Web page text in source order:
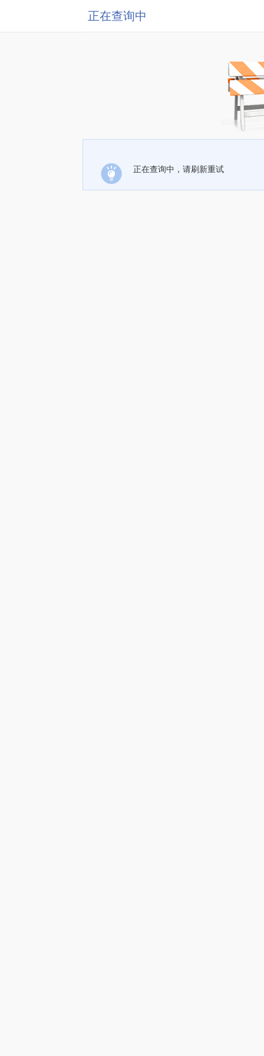
正在查询中
正在查询中，请刷新重试